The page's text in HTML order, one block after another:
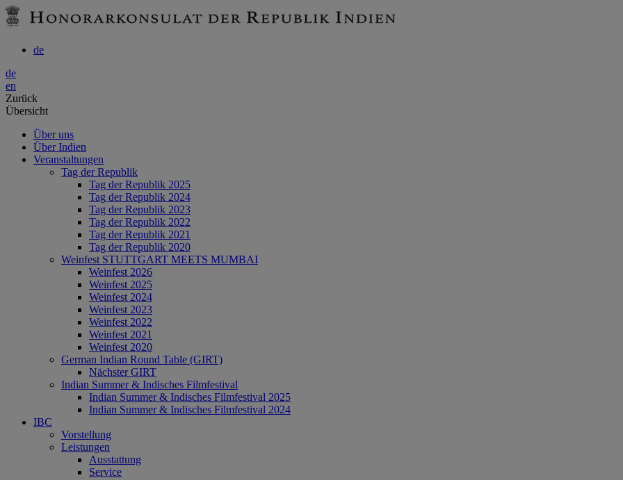
de
de
en
Zurück
Übersicht
Über uns
Über Indien
Veranstaltungen
Tag der Republik
Tag der Republik 2025
Tag der Republik 2024
Tag der Republik 2023
Tag der Republik 2022
Tag der Republik 2021
Tag der Republik 2020
Weinfest STUTTGART MEETS MUMBAI
Weinfest 2026
Weinfest 2025
Weinfest 2024
Weinfest 2023
Weinfest 2022
Weinfest 2021
Weinfest 2020
German Indian Round Table (GIRT)
Nächster GIRT
Indian Summer & Indisches Filmfestival
Indian Summer & Indisches Filmfestival 2025
Indian Summer & Indisches Filmfestival 2024
IBC
Vorstellung
Leistungen
Ausstattung
Service